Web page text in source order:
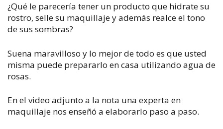
¿Qué le parecería tener un producto que hidrate su
rostro, selle su maquillaje y además realce el tono
de sus sombras?
Suena maravilloso y lo mejor de todo es que usted
misma puede prepararlo en casa utilizando agua de
rosas.
En el video adjunto a la nota una experta en
maquillaje nos enseñó a elaborarlo paso a paso.